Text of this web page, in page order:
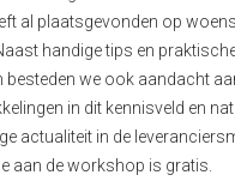
al plaatsgevonden op
handige tips en
besteden we ook aandacht
in dit kennisveld en
actualiteit in de
aan de workshop is gratis.